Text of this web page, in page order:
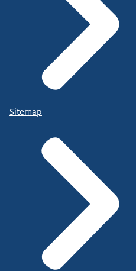
Sitemap